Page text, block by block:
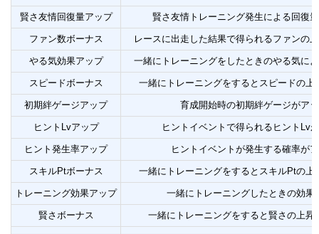
賢さ友情回復量アップ 賢さ友情トレーニング発生による回復
ファン数ボーナス レースに出走した結果で得られるファンの
やる気効果アップ 一緒にトレーニングをしたときのやる気に
スピードボーナス 一緒にトレーニングをするとスピードの上
初期絆ゲージアップ 育成開始時の初期絆ゲージがア
ヒントLvアップ ヒントイベントで得られるヒントLv
ヒント発生率アップ ヒントイベントが発生する確率が
スキルPtボーナス 一緒にトレーニングをするとスキルPtの上
トレーニング効果アップ 一緒にトレーニングしたときの効果
賢さボーナス 一緒にトレーニングをすると賢さの上昇